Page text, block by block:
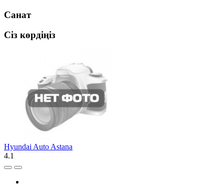
Санат
Сіз көрдіңіз
Hyundai Auto Astana
4.1